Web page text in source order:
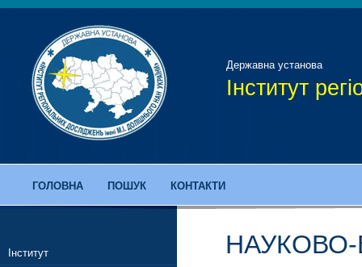
Державна установа
Інститут
ГОЛОВНА ПОШУК КОНТАКТИ
Інститут